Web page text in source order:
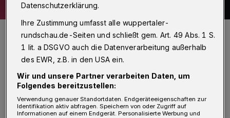
Peter Bergener neben der Udo-Jürgens-Figur bei Madame
Tussauds.
Foto: Peter Bergener
do Jürgens hat rund 100 Millionen
Datenschutzerklärung.
Ihre Zustimmung umfasst alle wuppertaler-
rundschau.de-Seiten und schließt gem. Art. 49 Abs. 1 S.
1 lit. a DSGVO auch die Datenverarbeitung außerhalb
des EWR, z.B. in den USA ein.
Wir und unsere Partner verarbeiten Daten, um
Folgendes bereitzustellen:
Verwendung genauer Standortdaten. Endgeräteeigenschaften zur
Identifikation aktiv abfragen. Speichern von oder Zugriff auf
Informationen auf einem Endgerät. Personalisierte Werbung und